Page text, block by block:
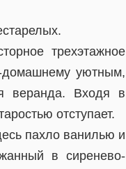
трехэтажное
домашнему уютным,
веранда. Входя в
отступает.
пахло ванилью и
в сиренево-